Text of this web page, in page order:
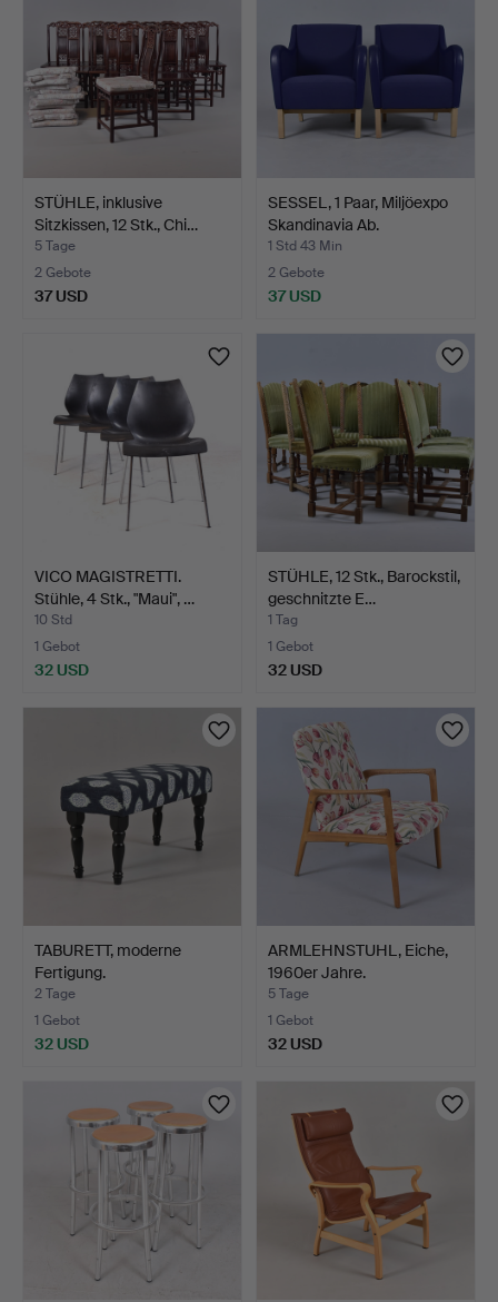
STÜHLE, inklusive
Sitzkissen, 12 Stk., Chi…
5 Tage
2 Gebote
37 USD
SESSEL, 1 Paar, Miljöexpo
Skandinavia Ab.
1 Std 43 Min
2 Gebote
37 USD
VICO MAGISTRETTI.
Stühle, 4 Stk., "Maui", …
10 Std
1 Gebot
32 USD
STÜHLE, 12 Stk., Barockstil,
geschnitzte E…
1 Tag
1 Gebot
32 USD
TABURETT, moderne
Fertigung.
2 Tage
1 Gebot
32 USD
ARMLEHNSTUHL, Eiche,
1960er Jahre.
5 Tage
1 Gebot
32 USD